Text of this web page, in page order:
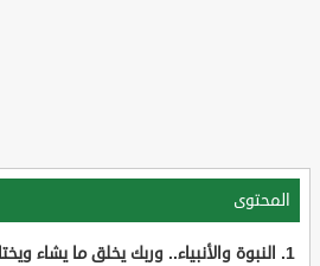
المحتوى
النبوة والأنبياء.. وربك يخلق ما يشاء